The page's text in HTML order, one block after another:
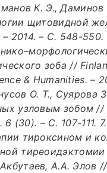
К. Э., Даминов
щитовидной
2014. – С. 548-
зоба //
& Humanities. –
О. Т., Суярова
узловым зобом //
6 (30). – С. 107-111.
тироксином и
тиреоидэктомии
А.А. Элов